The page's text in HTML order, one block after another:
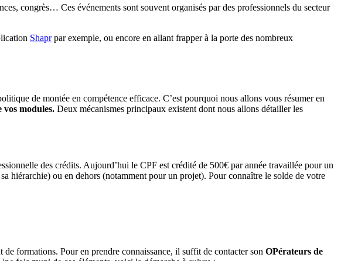
congrès… Ces événements sont souvent organisés par des professionnels du secteur
Shaprpar exemple, ou encore en allant frapper à la porte des nombreux
de montée en compétence efficace. C’est pourquoi nous allons vous résumer en
modules. Deux mécanismes principaux existent dont nous allons détailler les
des crédits. Aujourd’hui le CPF est crédité de 500€ par année travaillée pour un
hiérarchie) ou en dehors (notamment pour un projet). Pour connaître le solde de votre
formations. Pour en prendre connaissance, il suffit de contacter son OPérateurs de